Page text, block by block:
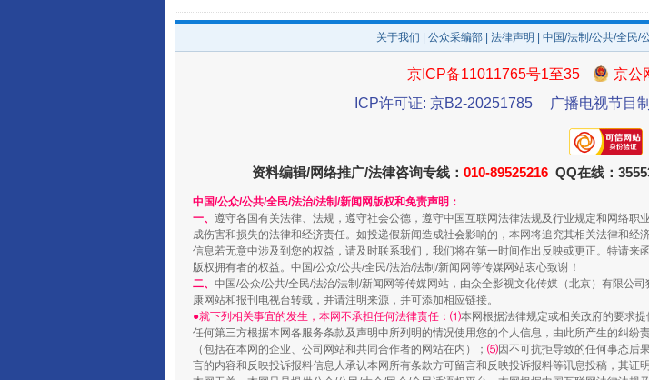
阿坝州三大球赛在茂县开幕 规模最大的光氢储
关于我们 公众采编部 法律声明 | 中国/法制/公共/全民/
京ICP备11011765号1至35
京公
ICP许可证: 京B2-20251785
广播电视节目
资料编辑/网络推广/法律咨询专线： 010-89525216 QQ在线：
中国/公众/公共/全民/法治/法制/新闻网版权和免责声明：
一、 遵守各国有关法律、法规，遵守社会公德，遵守中国互联网法律法规及行业规定和网络
成伤害和损失的法律和经济责任。如投递假新闻造成社会影响的，本网将追究其相关法律和
信息若无意中涉及到您的权益，请及时联系我们，我们将在第一时间作出反映或更正。特请
版权拥有者的权益。中国/公众/公共/全民/法治/法制/新闻网等传媒网站衷心致谢！
二、 中国/公众/公共/全民/法治/法制/新闻网等传媒网站，由众全影视文化传媒（北京）有限公
康网站和报刊电视台转载，并请注明来源，并可添加相应链接。
●就下列相关事宜的发生，本网不承担任何法律责任：⑴本网根据法律规定或相关政府的要求提
任何第三方根据本网各服务条款及声明中所列明的情况使用您的个人信息，由此所产生的纠纷责
（包括在本网的企业、公司网站和共同合作者的网站在内）； ⑸因不可抗拒导致的任何事态后果
言的内容和反映投诉报料信息人承认本网所有条款方可留言和反映投诉报料等讯息投稿，其